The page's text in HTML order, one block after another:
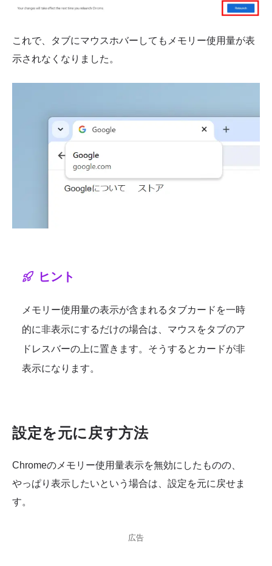
これで、タブにマウスホバーしてもメモリー使用量が表
示されなくなりました。
ヒント
メモリー使用量の表示が含まれるタブカードを一時
的に非表示にするだけの場合は、マウスをタブのア
ドレスバーの上に置きます。そうするとカードが非
表示になります。
設定を元に戻す方法
Chromeのメモリー使用量表示を無効にしたものの、
やっぱり表示したいという場合は、設定を元に戻せま
す。
広告